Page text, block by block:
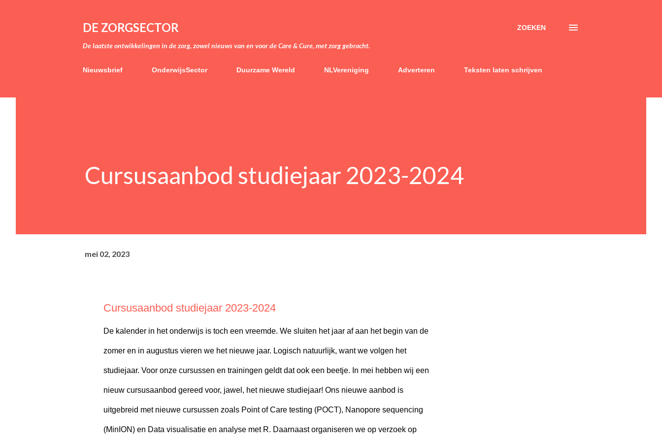
DE ZORGSECTOR
De laatste ontwikkelingen in de zorg, zowel nieuws van en voor de Care & Cure, met zorg gebracht.
ZOEKEN
Nieuwsbrief OnderwijsSector Duurzame Wereld NLVereniging Adverteren Teksten laten schrijven
Cursusaanbod studiejaar 2023-2024
mei 02, 2023
Cursusaanbod studiejaar 2023-2024
De kalender in het onderwijs is toch een vreemde. We sluiten het jaar af aan het begin van de
zomer en in augustus vieren we het nieuwe jaar. Logisch natuurlijk, want we volgen het
studiejaar. Voor onze cursussen en trainingen geldt dat ook een beetje. In mei hebben wij een
nieuw cursusaanbod gereed voor, jawel, het nieuwe studiejaar! Ons nieuwe aanbod is
uitgebreid met nieuwe cursussen zoals Point of Care testing (POCT), Nanopore sequencing
(MinION) en Data visualisatie en analyse met R. Daarnaast organiseren we op verzoek op